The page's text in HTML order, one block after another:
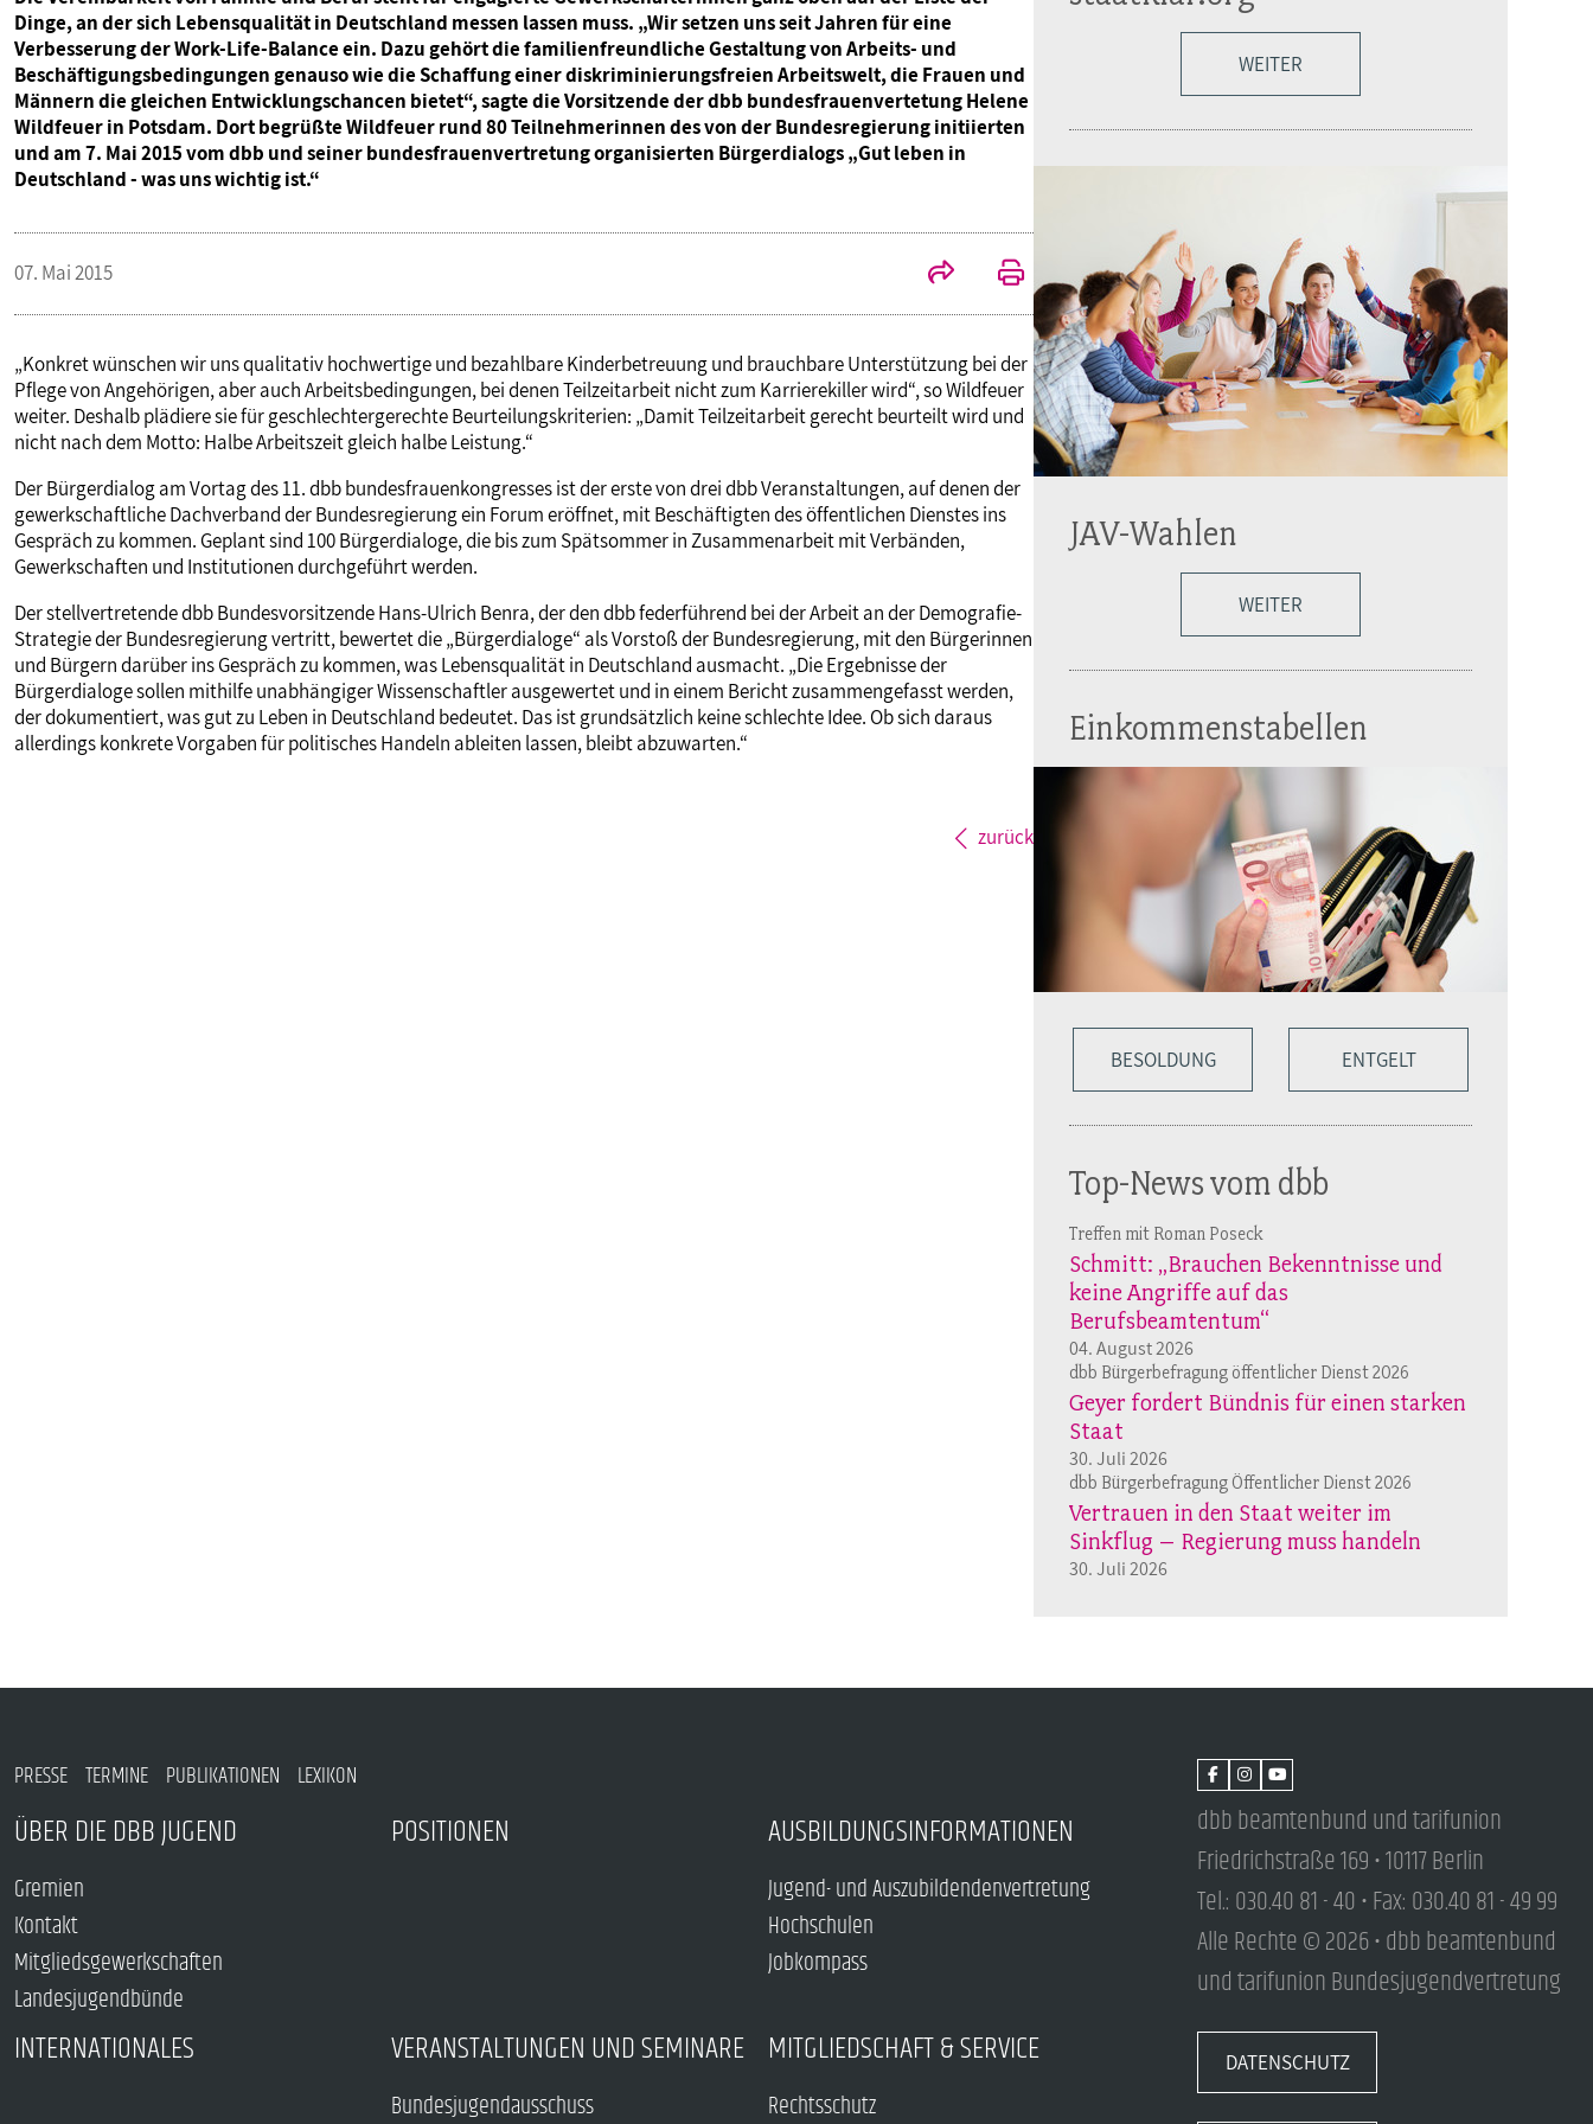
Dinge, an der sich Lebensqualität in Deutschland messen lassen muss. „Wir setzen uns seit Jahren für eine
Verbesserung der Work-Life-Balance ein. Dazu gehört die familienfreundliche Gestaltung von Arbeits- und
Beschäftigungsbedingungen genauso wie die Schaffung einer diskriminierungsfreien Arbeitswelt, die Frauen und
Männern die gleichen Entwicklungschancen bietet“, sagte die Vorsitzende der dbb bundesfrauenvertetung Helene
Wildfeuer in Potsdam. Dort begrüßte Wildfeuer rund 80 Teilnehmerinnen des von der Bundesregierung initiierten
und am 7. Mai 2015 vom dbb und seiner bundesfrauenvertretung organisierten Bürgerdialogs „Gut leben in
Deutschland - was uns wichtig ist.“
07. Mai 2015
„Konkret wünschen wir uns qualitativ hochwertige und bezahlbare Kinderbetreuung und brauchbare Unterstützung bei der
Pflege von Angehörigen, aber auch Arbeitsbedingungen, bei denen Teilzeitarbeit nicht zum Karrierekiller wird“, so Wildfeuer
weiter. Deshalb plädiere sie für geschlechtergerechte Beurteilungskriterien: „Damit Teilzeitarbeit gerecht beurteilt wird und
nicht nach dem Motto: Halbe Arbeitszeit gleich halbe Leistung.“
Der Bürgerdialog am Vortag des 11. dbb bundesfrauenkongresses ist der erste von drei dbb Veranstaltungen, auf denen der
gewerkschaftliche Dachverband der Bundesregierung ein Forum eröffnet, mit Beschäftigten des öffentlichen Dienstes ins
Gespräch zu kommen. Geplant sind 100 Bürgerdialoge, die bis zum Spätsommer in Zusammenarbeit mit Verbänden,
Gewerkschaften und Institutionen durchgeführt werden.
Der stellvertretende dbb Bundesvorsitzende Hans-Ulrich Benra, der den dbb federführend bei der Arbeit an der Demografie-
Strategie der Bundesregierung vertritt, bewertet die „Bürgerdialoge“ als Vorstoß der Bundesregierung, mit den Bürgerinnen
und Bürgern darüber ins Gespräch zu kommen, was Lebensqualität in Deutschland ausmacht. „Die Ergebnisse der
Bürgerdialoge sollen mithilfe unabhängiger Wissenschaftler ausgewertet und in einem Bericht zusammengefasst werden,
der dokumentiert, was gut zu Leben in Deutschland bedeutet. Das ist grundsätzlich keine schlechte Idee. Ob sich daraus
allerdings konkrete Vorgaben für politisches Handeln ableiten lassen, bleibt abzuwarten.“
zurück
WEITER
JAV-Wahlen
WEITER
Einkommenstabellen
BESOLDUNG ENTGELT
Top-News vom dbb
Treffen mit Roman Poseck
Schmitt: „Brauchen Bekenntnisse und
keine Angriffe auf das
Berufsbeamtentum“
04. August 2026
dbb Bürgerbefragung öffentlicher Dienst 2026
Geyer fordert Bündnis für einen starken
Staat
30. Juli 2026
dbb Bürgerbefragung Öffentlicher Dienst 2026
Vertrauen in den Staat weiter im
Sinkflug – Regierung muss handeln
30. Juli 2026
PRESSE TERMINE PUBLIKATIONEN LEXIKON
ÜBER DIE DBB JUGEND
Gremien
Kontakt
Mitgliedsgewerkschaften
Landesjugendbünde
POSITIONEN AUSBILDUNGSINFORMATIONEN
Jugend- und Auszubildendenvertretung
Hochschulen
Jobkompass
INTERNATIONALES VERANSTALTUNGEN UND SEMINARE
Bundesjugendausschuss
MITGLIEDSCHAFT & SERVICE
Rechtsschutz
dbb beamtenbund und tarifunion
Friedrichstraße 169 • 10117 Berlin
Tel.: 030.40 81 - 40 • Fax: 030.40 81 - 49 99
Alle Rechte © 2026 • dbb beamtenbund
und tarifunion Bundesjugendvertretung
DATENSCHUTZ